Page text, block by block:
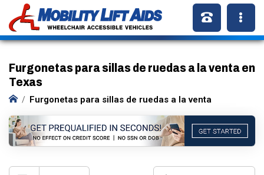
Furgonetas para sillas de ruedas a la venta en
Texas
Furgonetas para sillas de ruedas a la venta